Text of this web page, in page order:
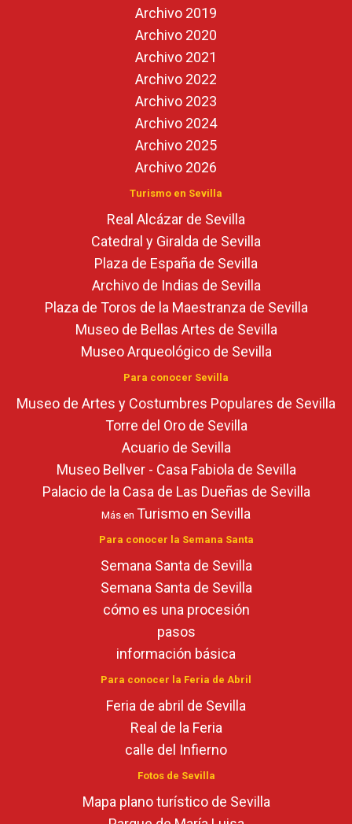
Archivo 2019
Archivo 2020
Archivo 2021
Archivo 2022
Archivo 2023
Archivo 2024
Archivo 2025
Archivo 2026
Turismo en Sevilla
Real Alcázar de Sevilla
Catedral y Giralda de Sevilla
Plaza de España de Sevilla
Archivo de Indias de Sevilla
Plaza de Toros de la Maestranza de Sevilla
Museo de Bellas Artes de Sevilla
Museo Arqueológico de Sevilla
Para conocer Sevilla
Museo de Artes y Costumbres Populares de Sevilla
Torre del Oro de Sevilla
Acuario de Sevilla
Museo Bellver - Casa Fabiola de Sevilla
Palacio de la Casa de Las Dueñas de Sevilla
Más en Turismo en Sevilla
Para conocer la Semana Santa
Semana Santa de Sevilla
Semana Santa de Sevilla
cómo es una procesión
pasos
información básica
Para conocer la Feria de Abril
Feria de abril de Sevilla
Real de la Feria
calle del Infierno
Fotos de Sevilla
Mapa plano turístico de Sevilla